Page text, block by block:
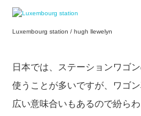
Luxembourg station / hugh llewelyn
日本では、ステーションワゴ
使うことが多いですが、ワゴ
広い意味合いもあるので紛ら